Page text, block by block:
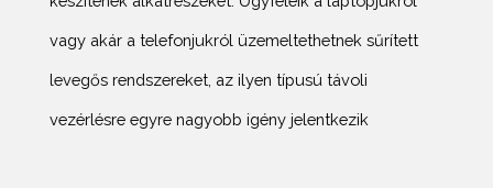
vagy akár a telefonjukról üzemeltethetnek sűrített
levegős rendszereket, az ilyen típusú távoli
vezérlésre egyre nagyobb igény jelentkezik